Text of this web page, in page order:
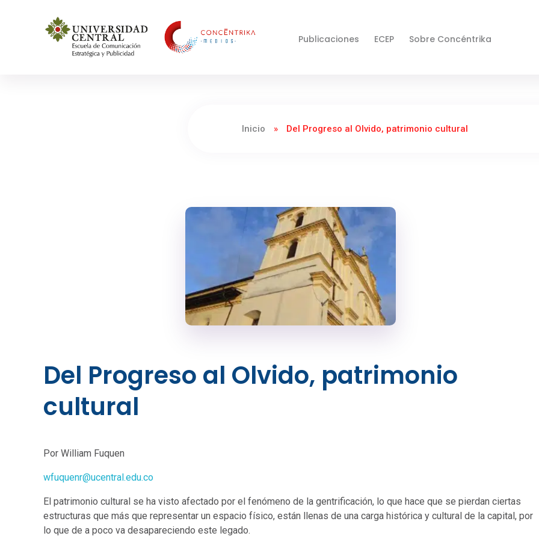
Publicaciones ECEP Sobre Concéntrika
Inicio » Del Progreso al Olvido, patrimonio cultural
Del Progreso al Olvido, patrimonio
cultural
Por William Fuquen
wfuquenr@ucentral.edu.co
El patrimonio cultural se ha visto afectado por el fenómeno de la gentrificación, lo que hace que se pierdan ciertas
estructuras que más que representar un espacio físico, están llenas de una carga histórica y cultural de la capital, por
lo que de a poco va desapareciendo este legado.